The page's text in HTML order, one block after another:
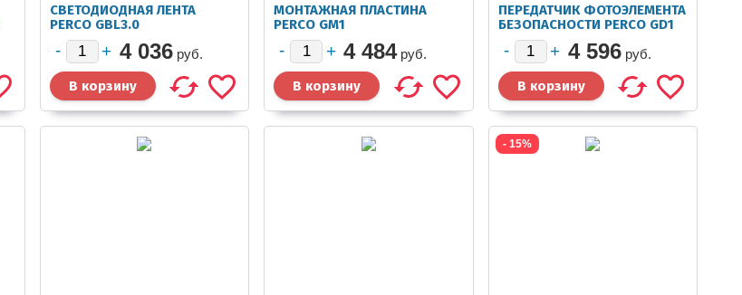
СВЕТОДИОДНАЯ ЛЕНТА
PERCO GBL3.0
4 036 руб.
МОНТАЖНАЯ ПЛАСТИНА
PERCO GM1
4 484 руб.
ПЕРЕДАТЧИК ФОТОЭЛЕМЕНТА
БЕЗОПАСНОСТИ PERCO GD1
4 596 руб.
- 15%